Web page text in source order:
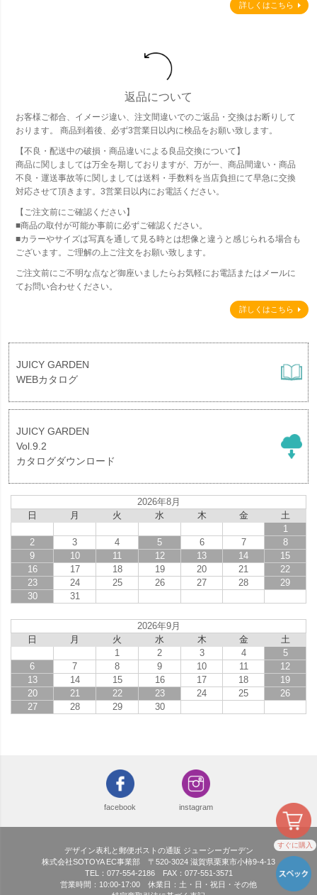
すぐに購入
詳しくはこちら
返品について
お客様ご都合、イメージ違い、注文間違いでのご返品・交換はお断りして
おります。 商品到着後、必ず3営業日以内に検品をお願い致します。
【不良・配送中の破損・商品違いによる良品交換について】
商品に関しましては万全を期しておりますが、万が一、商品間違い・商品
不良・運送事故等に関しましては送料・手数料を当店負担にて早急に交換
対応させて頂きます。3営業日以内にお電話ください。
【ご注文前にご確認ください】
■商品の取付が可能か事前に必ずご確認ください。
■カラーやサイズは写真を通して見る時とは想像と違うと感じられる場合も
ございます。ご理解の上ご注文をお願い致します。
ご注文前にご不明な点など御座いましたらお気軽にお電話またはメールに
てお問い合わせください。
詳しくはこちら
JUICY GARDEN
WEBカタログ
JUICY GARDEN
Vol.9.2
カタログダウンロード
2026年8月
日
月 火 水 木 金
土
1
2
3 4 5 6 7
8
9
10 11 12 13 14
15
16
17 18 19 20 21
22
23
24 25 26 27 28
29
30
31
2026年9月
日
月 火 水 木 金
土
1
2 3 4
5
6
7 8 9 10 11
12
13
14 15 16 17 18
19
20
21 22 23 24 25
26
27
28 29 30
facebook instagram
デザイン表札と郵便ポストの通販 ジューシーガーデン
株式会社SOTOYA EC事業部 〒520-3024 滋賀県栗東市小柿9-4-13
TEL：077-554-2186 FAX：077-551-3571
営業時間：10:00-17:00 休業日：土・日・祝日・その他